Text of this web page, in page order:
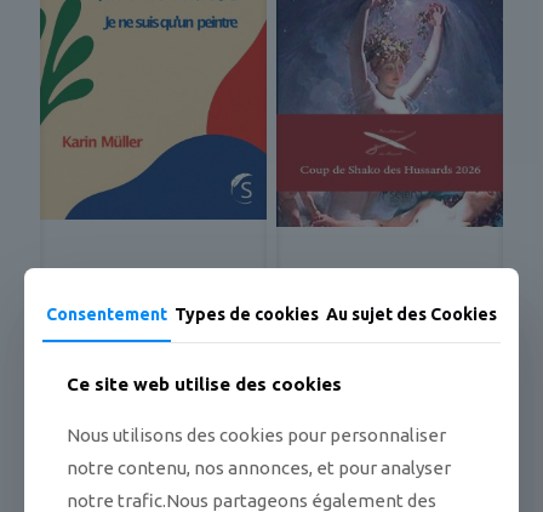
HENRI MATISSE, je ne suis
La résurrection de la chair
Consentement Types de cookies Au sujet des Cookies
Ce site web utilise des cookies
Nous utilisons des cookies pour personnaliser
notre contenu, nos annonces, et pour analyser
notre trafic.Nous partageons également des